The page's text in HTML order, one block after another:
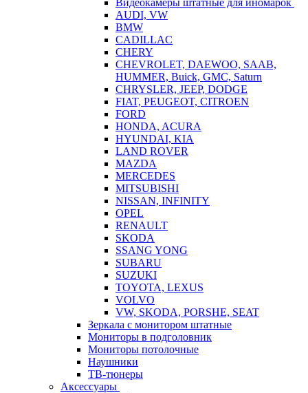
Видеокамеры штатные для иномарок
AUDI, VW
BMW
CADILLAC
CHERY
CHEVROLET, DAEWOO, SAAB,
HUMMER, Buick, GMC, Saturn
CHRYSLER, JEEP, DODGE
FIAT, PEUGEOT, CITROEN
FORD
HONDA, ACURA
HYUNDAI, KIA
LAND ROVER
MAZDA
MERCEDES
MITSUBISHI
NISSAN, INFINITY
OPEL
RENAULT
SKODA
SSANG YONG
SUBARU
SUZUKI
TOYOTA, LEXUS
VOLVO
VW, SKODA, PORSHE, SEAT
Зеркала с монитором штатные
Мониторы в подголовник
Мониторы потолочные
Наушники
ТВ-тюнеры
Аксессуары